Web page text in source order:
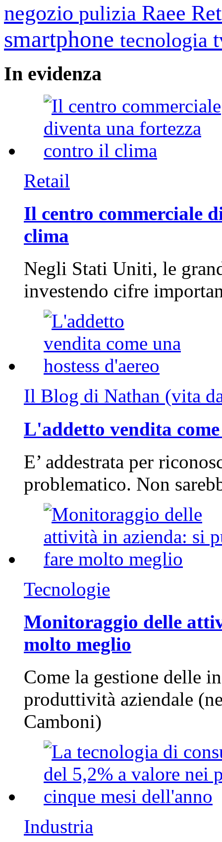
negozio pulizia Raee
smartphone tecnologia
In evidenza
Retail
Il centro commerciale
clima
Negli Stati Uniti, le
investendo cifre
Il Blog di Nathan (vita
L'addetto vendita
E’ addestrata per
problematico. Non
Tecnologie
Monitoraggio delle
molto meglio
Come la gestione delle
produttività aziendale
Camboni)
Industria